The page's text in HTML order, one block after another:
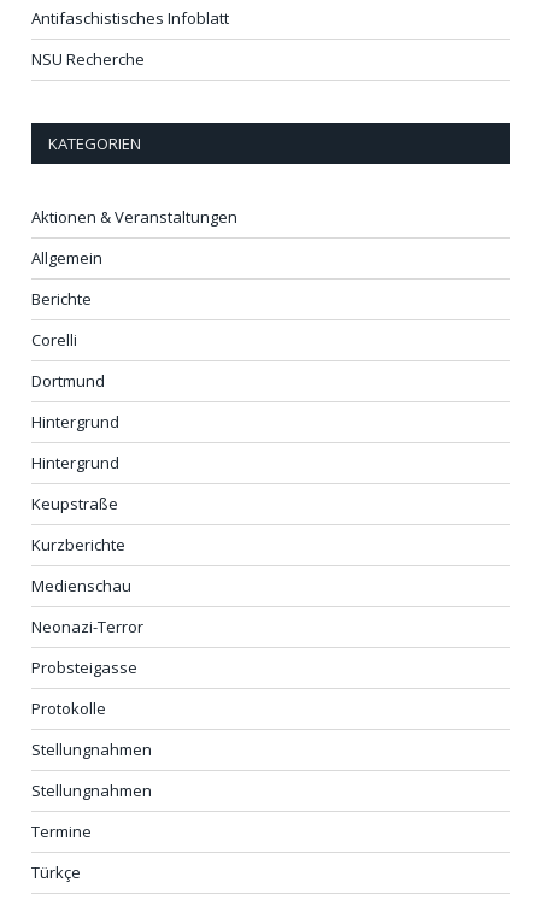
Antifaschistisches Infoblatt
NSU Recherche
KATEGORIEN
Aktionen & Veranstaltungen
Allgemein
Berichte
Corelli
Dortmund
Hintergrund
Hintergrund
Keupstraße
Kurzberichte
Medienschau
Neonazi-Terror
Probsteigasse
Protokolle
Stellungnahmen
Stellungnahmen
Termine
Türkçe